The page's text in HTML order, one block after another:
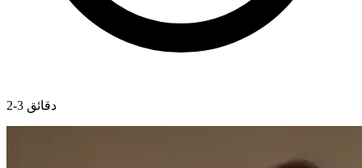
2-3 دقائق